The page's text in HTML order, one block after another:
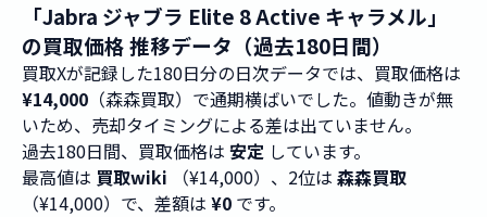
「Jabra ジャブラ Elite 8 Active キャラメル」
の買取価格 推移データ（過去180日間）
買取Xが記録した180日分の日次データでは、買取価格は
¥14,000 （森森買取）で通期横ばいでした。値動きが無
いため、売却タイミングによる差は出ていません。
過去180日間、買取価格は 安定 しています。
最高値は 買取wiki （¥14,000）、2位は 森森買取
（¥14,000）で、差額は ¥0 です。